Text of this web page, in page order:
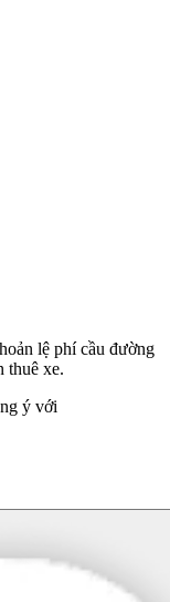
lệ phí cầu đường
thuê xe.
ý với